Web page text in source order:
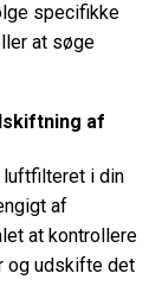
specifikke
at søge
af
luftfilteret i din
af
at kontrollere
og udskifte det